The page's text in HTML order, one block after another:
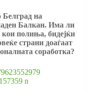
на
Балкан. Има ли
полиња, бидејќи
страни доаѓаат
соработка?